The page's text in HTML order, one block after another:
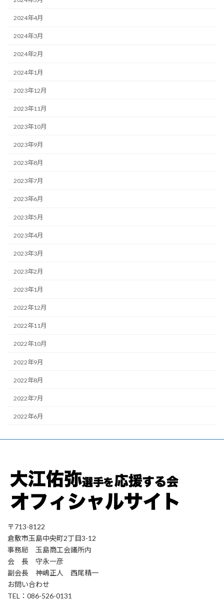
2024年4月
2024年3月
2024年2月
2024年1月
2023年12月
2023年11月
2023年10月
2023年9月
2023年8月
2023年7月
2023年6月
2023年5月
2023年4月
2023年3月
2023年2月
2023年1月
2022年12月
2022年11月
2022年10月
2022年9月
2022年8月
2022年7月
2022年6月
〒713-8122
倉敷市玉島中央町2丁目3-12
事務局 玉島商工会議所内
会 長 守永一彦
副会長 神嶋正人 西尾精一
お問い合わせ
TEL：086-526-0131